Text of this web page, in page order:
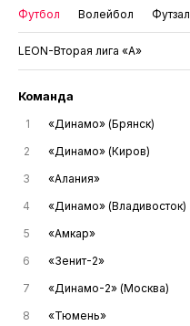
Футбол Волейбол Футзал
LEON-Вторая лига «А»
Команда
1 «Динамо» (Брянск)
2
«Динамо» (Киров)
3
«Алания»
4
«Динамо» (Владивосток)
5
«Амкар»
6
«Зенит-2»
7
«Динамо-2» (Москва)
8
«Тюмень»